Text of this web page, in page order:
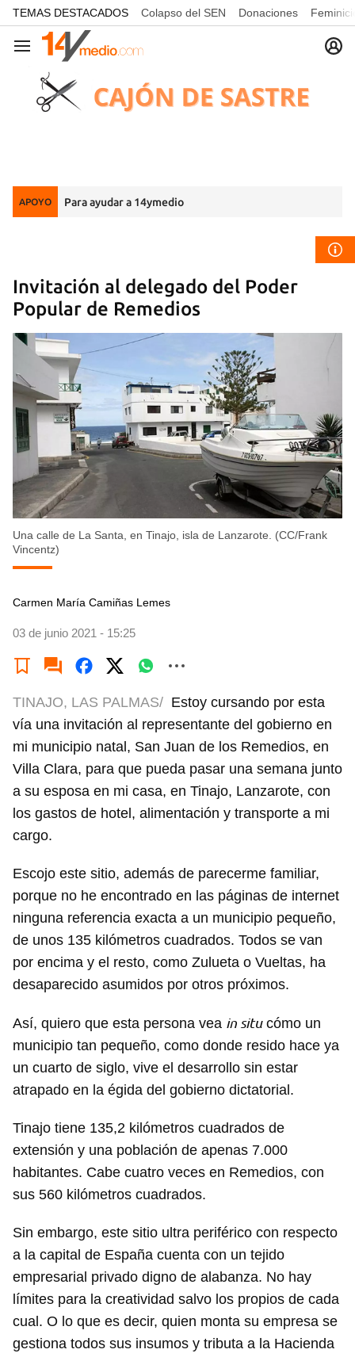
common.go-to-content
TEMAS DESTACADOS Colapso del SEN Donaciones
Navegación
APOYO Para ayudar a 14ymedio
Invitación al delegado del Poder
Popular de Remedios
Una calle de La Santa, en Tinajo, isla de Lanzarote. (CC/Frank
Vincentz)
Carmen María Camiñas Lemes
03 de junio 2021 - 15:25
TINAJO, LAS PALMAS/ Estoy cursando por esta
vía una invitación al representante del gobierno en
mi municipio natal, San Juan de los Remedios, en
Villa Clara, para que pueda pasar una semana junto
a su esposa en mi casa, en Tinajo, Lanzarote, con
los gastos de hotel, alimentación y transporte a mi
cargo.
Escojo este sitio, además de parecerme familiar,
porque no he encontrado en las páginas de internet
ninguna referencia exacta a un municipio pequeño,
de unos 135 kilómetros cuadrados. Todos se van
por encima y el resto, como Zulueta o Vueltas, ha
desaparecido asumidos por otros próximos.
Así, quiero que esta persona vea in situcómo un
municipio tan pequeño, como donde resido hace ya
un cuarto de siglo, vive el desarrollo sin estar
atrapado en la égida del gobierno dictatorial.
Tinajo tiene 135,2 kilómetros cuadrados de
extensión y una población de apenas 7.000
habitantes. Cabe cuatro veces en Remedios, con
sus 560 kilómetros cuadrados.
Sin embargo, este sitio ultra periférico con respecto
a la capital de España cuenta con un tejido
empresarial privado digno de alabanza. No hay
límites para la creatividad salvo los propios de cada
cual. O lo que es decir, quien monta su empresa se
gestiona todos sus insumos y tributa a la Hacienda